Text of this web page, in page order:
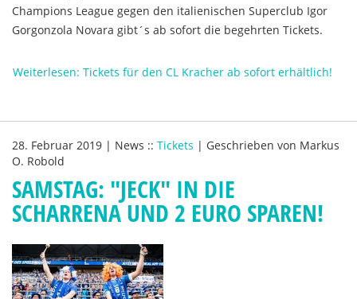
Champions League gegen den italienischen Superclub Igor
Gorgonzola Novara gibt´s ab sofort die begehrten Tickets.
Weiterlesen: Tickets für den CL Kracher ab sofort erhältlich!
28. Februar 2019 | News :: Tickets | Geschrieben von Markus
O. Robold
SAMSTAG: "JECK" IN DIE
SCHARRENA UND 2 EURO SPAREN!